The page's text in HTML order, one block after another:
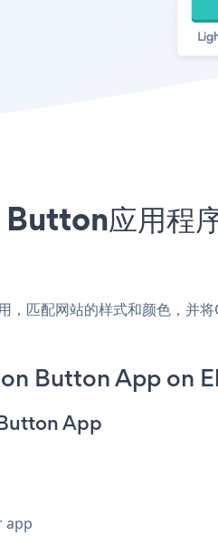
应用程
匹配网站的样式和颜色，并
Button App on
App
app